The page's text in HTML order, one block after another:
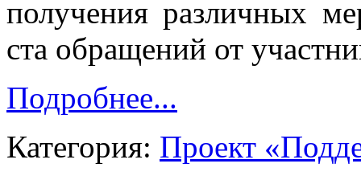
получения различных
ста обращений от
Подробнее...
Категория: Проект